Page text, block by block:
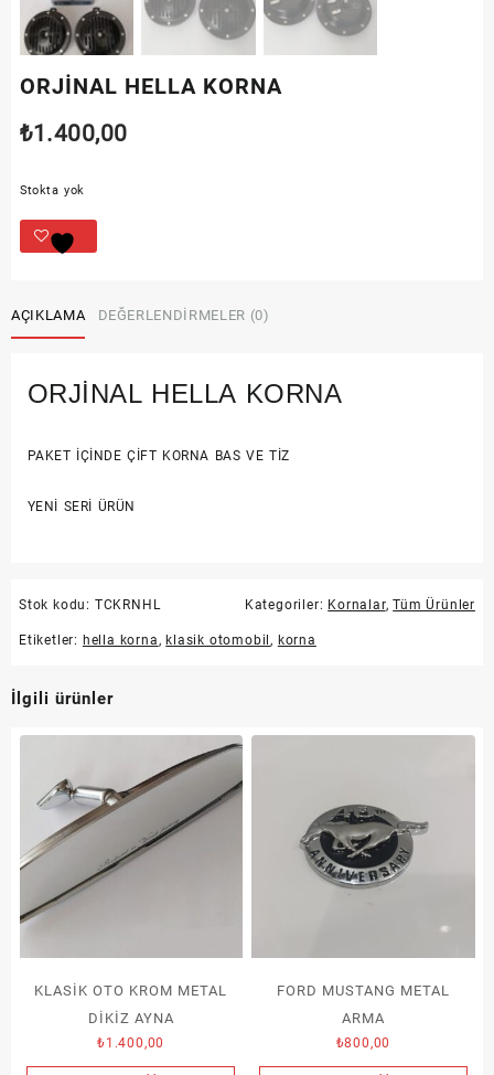
ORJİNAL HELLA KORNA
₺1.400,00
Stokta yok
AÇIKLAMA DEĞERLENDIRMELER (0)
ORJİNAL HELLA KORNA
PAKET İÇİNDE ÇİFT KORNA BAS VE TİZ
YENİ SERİ ÜRÜN
Stok kodu: TCKRNHL Kategoriler: Kornalar,Tüm Ürünler
Etiketler: hella korna ,klasik otomobil , korna
İlgili ürünler
KLASİK OTO KROM METAL
DİKİZ AYNA
₺1.400,00
FORD MUSTANG METAL
ARMA
₺800,00